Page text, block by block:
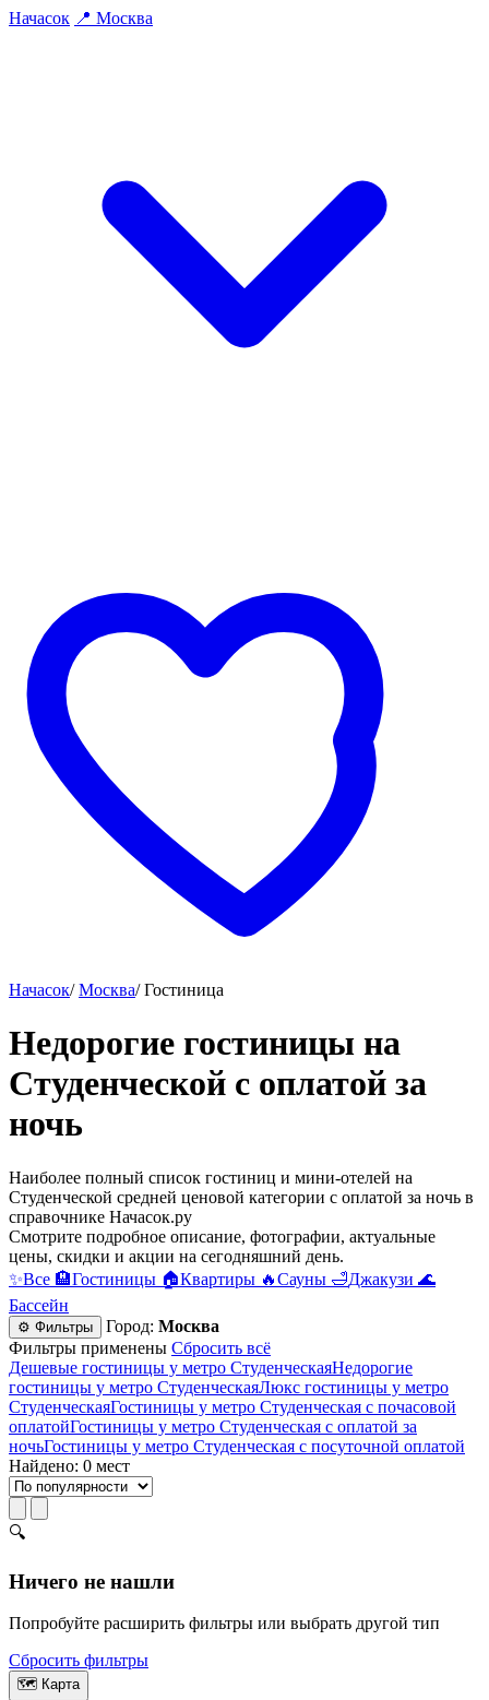
Начасок 📍 Москва
Начасок/ Москва/ Гостиница
Недорогие гостиницы на
Студенческой с оплатой за
ночь
Наиболее полный список гостиниц и мини-отелей на
Студенческой средней ценовой категории с оплатой за ночь в
справочнике Начасок.ру
Смотрите подробное описание, фотографии, актуальные
цены, скидки и акции на сегодняшний день.
✨Все 🏨Гостиницы 🏠Квартиры 🔥Сауны 🛁Джакузи 🌊
Бассейн
⚙ Фильтры Город: Москва
Фильтры применены Сбросить всё
Дешевые гостиницы у метро СтуденческаяНедорогие
гостиницы у метро СтуденческаяЛюкс гостиницы у метро
СтуденческаяГостиницы у метро Студенческая c почасовой
оплатойГостиницы у метро Студенческая с оплатой за
ночьГостиницы у метро Студенческая c посуточной оплатой
Найдено: 0 мест
🔍
Ничего не нашли
Попробуйте расширить фильтры или выбрать другой тип
Сбросить фильтры
🗺 Карта